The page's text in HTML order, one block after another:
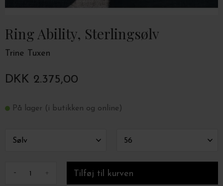
Ring Ability, Sterlingsølv
Trine Tuxen
DKK 2.375,00
På lager (i butikken og online)
- +